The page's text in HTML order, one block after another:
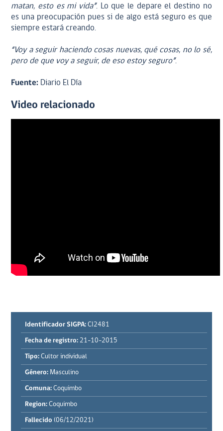
matan, esto es mi vida”. Lo que le depare el destino no
es una preocupación pues si de algo está seguro es que
siempre estará creando.
“Voy a seguir haciendo cosas nuevas, qué cosas, no lo sé,
pero de que voy a seguir, de eso estoy seguro”.
Fuente: Diario El Día
Video relacionado
Identificador SIGPA: CI2481
Fecha de registro: 21-10-2015
Tipo: Cultor individual
Género: Masculino
Comuna: Coquimbo
Region: Coquimbo
Fallecido (06/12/2021)